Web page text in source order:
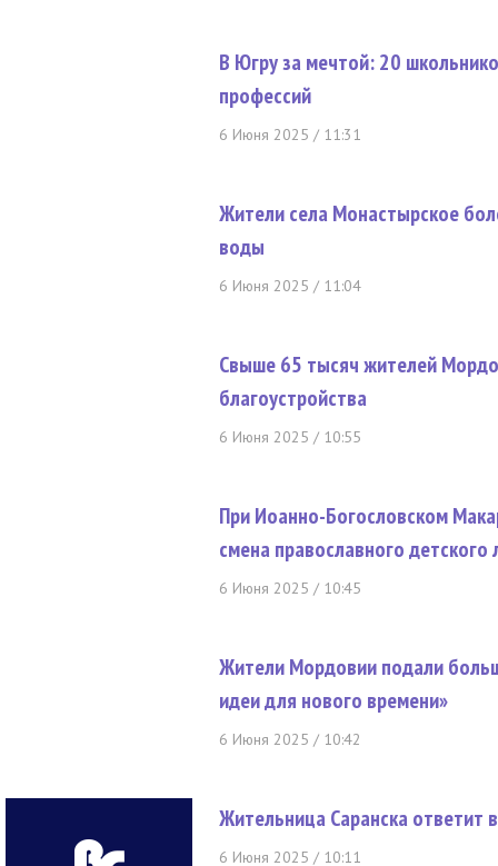
В Югру за мечтой: 20
профессий
6 Июня 2025 / 11:31
Жители села Монастырское
воды
6 Июня 2025 / 11:04
Свыше 65 тысяч жителей
благоустройства
6 Июня 2025 / 10:55
При Иоанно-Богословском
смена православного
6 Июня 2025 / 10:45
Жители Мордовии подали
идеи для нового времени»
6 Июня 2025 / 10:42
Жительница Саранска ответит
6 Июня 2025 / 10:11